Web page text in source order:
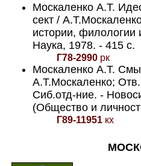
Москаленко А.Т.
сект /
истории,
Наука, 1978. - 415 с.
Г78-2990рк
Москаленко А.Т.
А.Т.Москаленко;
Сиб.отд-ние. -
(Общество и
Г89-11951кх